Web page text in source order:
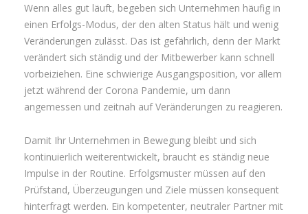
Wenn alles gut läuft, begeben sich Unternehmen häufig in
einen Erfolgs-Modus, der den alten Status hält und wenig
Veränderungen zulässt. Das ist gefährlich, denn der Markt
verändert sich ständig und der Mitbewerber kann schnell
vorbeiziehen. Eine schwierige Ausgangsposition, vor allem
jetzt während der Corona Pandemie, um dann
angemessen und zeitnah auf Veränderungen zu reagieren.
Damit Ihr Unternehmen in Bewegung bleibt und sich
kontinuierlich weiterentwickelt, braucht es ständig neue
Impulse in der Routine. Erfolgsmuster müssen auf den
Prüfstand, Überzeugungen und Ziele müssen konsequent
hinterfragt werden. Ein kompetenter, neutraler Partner mit